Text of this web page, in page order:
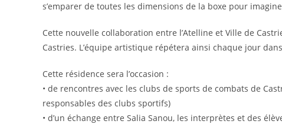
s’emparer de toutes les dimensions de la boxe pour
Cette nouvelle collaboration entre l’Atelline et Ville de
Castries. L’équipe artistique répétera ainsi chaque jour
Cette résidence sera l’occasion :
• de rencontres avec les clubs de sports de combats de
responsables des clubs sportifs)
• d’un échange entre Salia Sanou, les interprètes et des